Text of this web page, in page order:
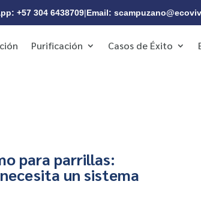
+57 304 6438709|Email:
Purificación Casos de Éxito
para parrillas:
un sistema